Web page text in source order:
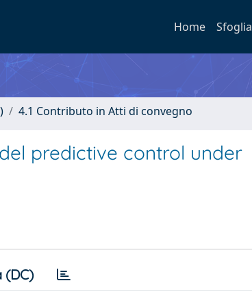
Home Sfoglia
4.1 Contributo in Atti di convegno
predictive control under
(DC)